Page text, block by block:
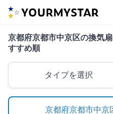
京都府京都市中京区の換気
すすめ順
タイプを選択
京都府京都市中京